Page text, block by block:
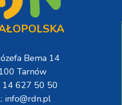
Bema 14
Tarnów
14 627 50 50
info@rdn.pl